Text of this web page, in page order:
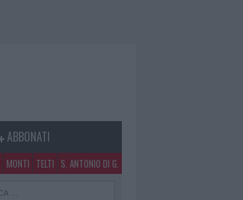
ABBONATI
MONTI TELTI S. ANTONIO DI G.